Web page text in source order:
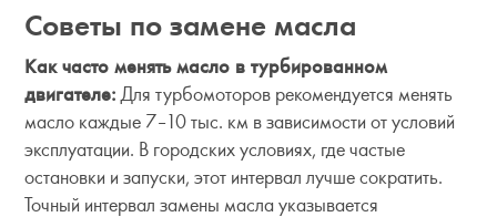
Советы по замене масла
Как часто менять масло в турбированном
двигателе:Для турбомоторов рекомендуется менять
масло каждые 7–10 тыс. км в зависимости от условий
эксплуатации. В городских условиях, где частые
остановки и запуски, этот интервал лучше сократить.
Точный интервал замены масла указывается